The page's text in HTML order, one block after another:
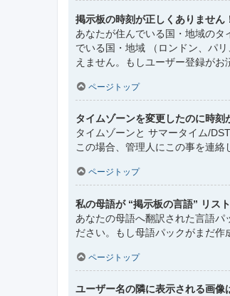
掲示板の時刻が正しくありません
あなたが住んでいる国・地域の
でいる国・地域 （ロンドン、パ
えません。もしユーザー登録がお
ページトップ
タイムゾーンを変更したのに時刻
タイムゾーンと サマータイム/
この場合、管理人にこの事を連絡
ページトップ
私の母語が “掲示板の言語” リス
あなたの母語へ翻訳された言語パ
ださい。もし母語パックがまだ
ページトップ
ユーザー名の隣に表示される画像